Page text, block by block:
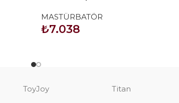
MASTÜRBATÖR
₺7.038
ToyJoy Titan